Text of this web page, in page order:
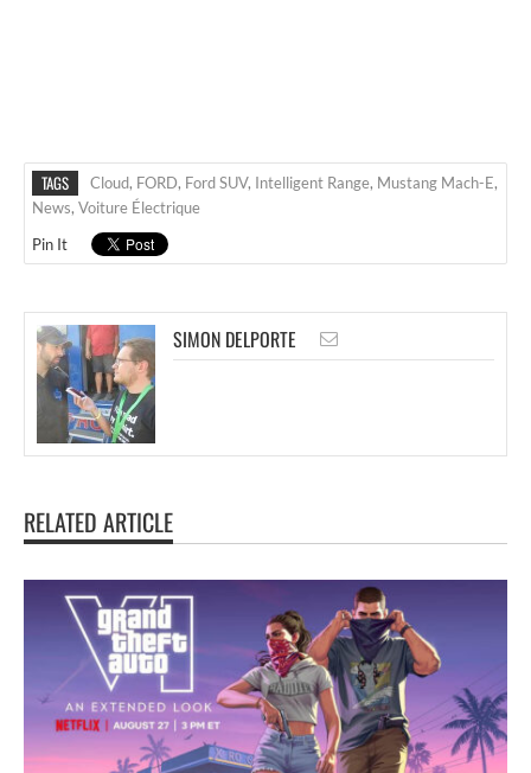
TAGS Cloud, FORD, Ford SUV, Intelligent Range, Mustang Mach-E,
News, Voiture Électrique
Pin It
SIMON DELPORTE
RELATED ARTICLE